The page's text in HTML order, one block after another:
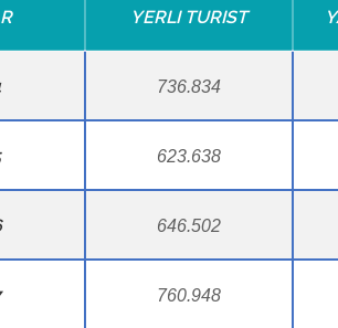
YERLI TURIST
736.834
623.638
646.502
760.948